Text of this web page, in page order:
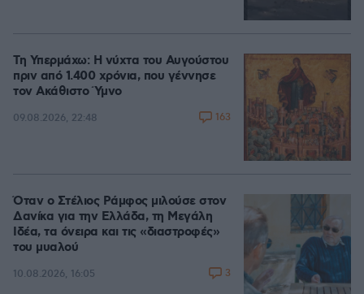
Τη Υπερμάχω: Η νύχτα του Αυγούστου
πριν από 1.400 χρόνια, που γέννησε
τον Ακάθιστο Ύμνο
09.08.2026, 22:48 163
Όταν ο Στέλιος Ράμφος μιλούσε στον
Δανίκα για την Ελλάδα, τη Μεγάλη
Ιδέα, τα όνειρα και τις «διαστροφές»
του μυαλού
10.08.2026, 16:05 3